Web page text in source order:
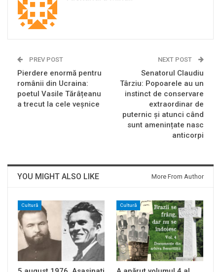
PREV POST
Pierdere enormă pentru
românii din Ucraina:
poetul Vasile Tărâțeanu
a trecut la cele veșnice
NEXT POST
Senatorul Claudiu
Târziu: Popoarele au un
instinct de conservare
extraordinar de
puternic și atunci când
sunt amenințate nasc
anticorpi
YOU MIGHT ALSO LIKE More From Author
Cultură Cultură